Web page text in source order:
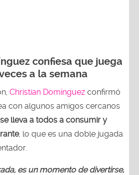
confiesa que juega
a la semana
Christian Domínguez confirmó
con algunos amigos cercanos
lleva a todos a consumir y
, lo que es una doble jugada
es un momento de divertirse,